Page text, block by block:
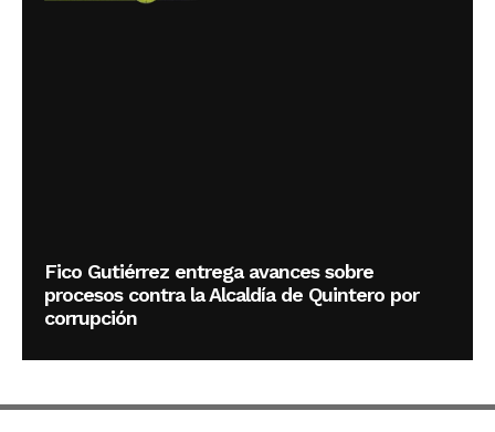
Fico Gutiérrez entrega avances sobre
procesos contra la Alcaldía de Quintero por
corrupción